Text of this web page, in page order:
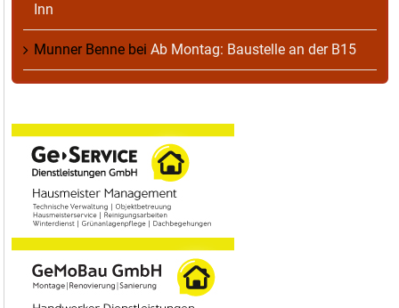
Inn
Munner Benne bei Ab Montag: Baustelle an der B15